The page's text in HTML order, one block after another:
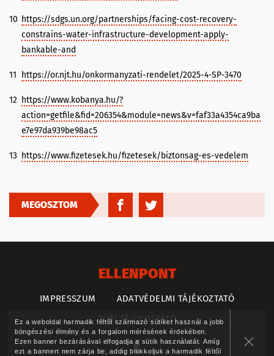
Ez a weboldal harmadik féltől származó sütiket használ a jobb
böngészési élmény és a forgalom mérésének érdekében.
Ezen banner bezárásával elfogadja a sütik használatát. Amíg
ezt a bannert nem zárja be, addig blokkoljuk a harmadik féltől
10 https://sdgs.un.org/partnerships/facing-cost-recovery-
constrains-water-infrastructure-development-apply-
bankable-and
11 https://or.njt.hu/onkormanyzati-rendelet/2025-4-SP-3470
12 https://www.kobanya.hu/?
action=getfile&fid=206354&module=news&v=faf33a4354ca9ba
e7e97da939be98ac5
13 https://www.fizetesek.hu/fizetesek/biztonsag-es-vedelem
MEGOSZTOM
ELLENPONT
IMPRESSZUM
ADATVÉDELMI TÁJÉKOZTATÓ
SÜTI TÁJÉKOZTATÓ